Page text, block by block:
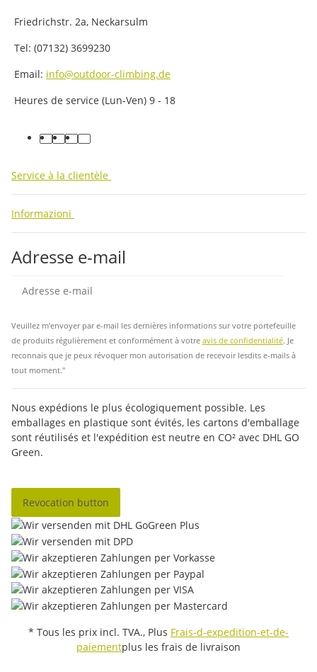
Friedrichstr. 2a, Neckarsulm
Tel: (07132) 3699230
Email: info@outdoor-climbing.de
Heures de service (Lun-Ven) 9 - 18
facebook
youtube
instagram
tiktok
Service à la clientèle
Informazioni
Adresse e-mail
Veuillez m'envoyer par e-mail les dernières informations sur votre portefeuille
de produits régulièrement et conformément à votre avis de confidentialité. Je
reconnais que je peux révoquer mon autorisation de recevoir lesdits e-mails à
tout moment."
Nous expédions le plus écologiquement possible. Les
emballages en plastique sont évités, les cartons d'emballage
sont réutilisés et l'expédition est neutre en CO² avec DHL GO
Green.
Revocation button
* Tous les prix incl. TVA., Plus Frais-d-expedition-et-de-
paiementplus les frais de livraison